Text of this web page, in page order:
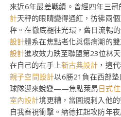
來近6年最差戰績。曾經四年三
計天秤的眼睛變得通紅，彷彿兩
秤。在徹底褪往光環，舊日流暢
設計體系在焦點老化與傷病潮的雙
設計進攻效力跌至聯盟第23位林
在自己的右手上新古典設計 ，這
親子空間設計以6勝21負在西部
球隊迎來蛻變——焦點萊昂日式
室內設計境更糟，當圓規刺入他
自我審視衝擊。納德扛起攻防年